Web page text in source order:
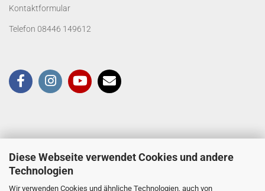
Diese Webseite verwendet Cookies und andere
Technologien
Wir verwenden Cookies und ähnliche Technologien, auch von
Kontaktformular
Telefon 08446 149612